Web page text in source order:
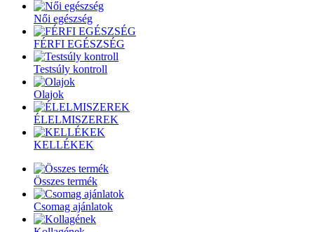
Női egészség
FÉRFI EGÉSZSÉG
Testsúly kontroll
Olajok
ÉLELMISZEREK
KELLÉKEK
Összes termék
Csomag ajánlatok